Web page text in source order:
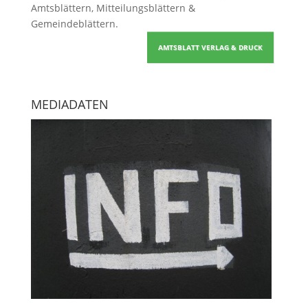
Amtsblättern, Mitteilungsblättern &
Gemeindeblättern.
AMTSBLATT VERLAG & DRUCK
MEDIADATEN